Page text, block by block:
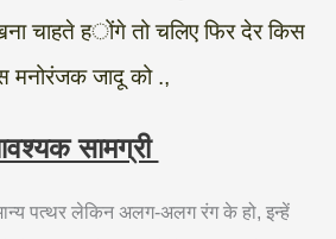
चाहते होंगे तो चलिए फिर देर किस
मनोरंजक जादू को .,
सामग्री
पत्थर लेकिन अलग-अलग रंग के हो, इन्हें